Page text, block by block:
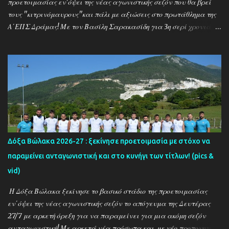
προετοιμασίας εν'όψει της νέας αγωνιστικής σεζόν που θα βρεί
τους ''κιτρινόμαυρους''και πάλι με αξιώσεις στο πρωτάθλημα της
Α΄ΕΠΣ Δράμας! Με τον Βασίλη Σαρακασίδη για 3η σερί χρονιά
δυναμική των ''κιτρινόμαυρων''! Παρακάτω δείτε φωτοστιγμές
απο τις προπονήσεις της δραμινής ομάδας μέσα απο τον φακό της
''Ο'' που βρέθηκε στο γήπεδο του Καλαμπακίου ενώ δηλώσεις
κάνουν οι κ.κ. Σαρακασίδης Βασίλης (προπονητής) , Βαβλιάκης
Χρόνης (τεχνικός διευθυντής) και οι ποδοσφαιριστές Μάριος
Βουτσινάς και Ηλίας Σταμπουλής!
Δόξα Βώλακα 2026-27 : ξεκίνησε προετοιμασία με στόχο να
παραμείνει ανταγωνιστική και στο κυνήγι των τίτλων! (pics &
vid)
Η Δόξα Βώλακα ξεκίνησε το βασικό στάδιο της προετοιμασίας
εν΄όψει της νέας αγωνιστικής σεζόν το απόγευμα της Δευτέρας
27/7 με αρκετή όρεξη για να παραμείνει για μια ακόμη σεζόν